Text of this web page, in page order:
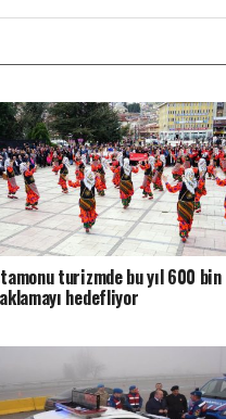
turizmde bu yıl 600 bin
hedefliyor